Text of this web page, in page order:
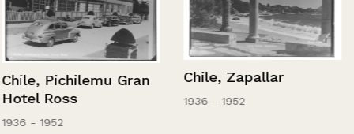
Chile, Pichilemu Gran
Hotel Ross
1936 - 1952
Chile, Zapallar
1936 - 1952